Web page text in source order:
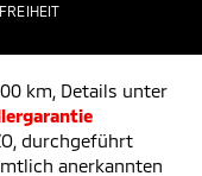
km, Details unter
durchgeführt
anerkannten